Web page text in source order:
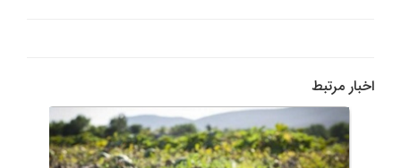
اخبار مرتبط